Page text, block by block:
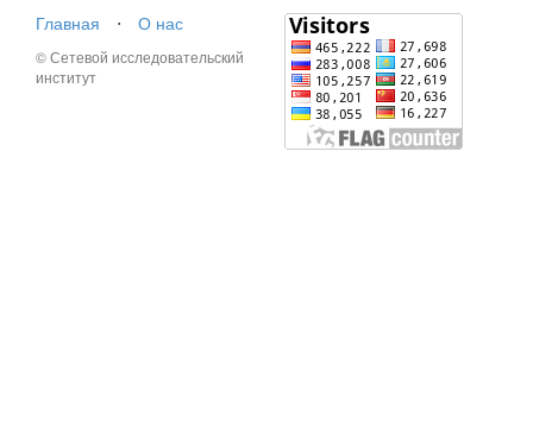
Главная
⋅ О нас
© Сетевой исследовательский
институт